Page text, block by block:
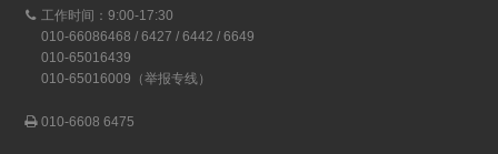
工作时间：9:00-17:30
010-66086468 / 6427 / 6442 / 6649
010-65016439
010-65016009（举报专线）
010-6608 6475